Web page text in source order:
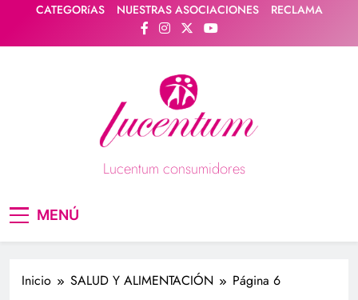
contenido
CATEGORíAS NUESTRAS ASOCIACIONES RECLAMA
Lucentum consumidores
MENÚ
Inicio SALUD Y ALIMENTACIÓN Página 6